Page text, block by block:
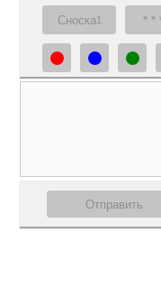
Сноска1 * *